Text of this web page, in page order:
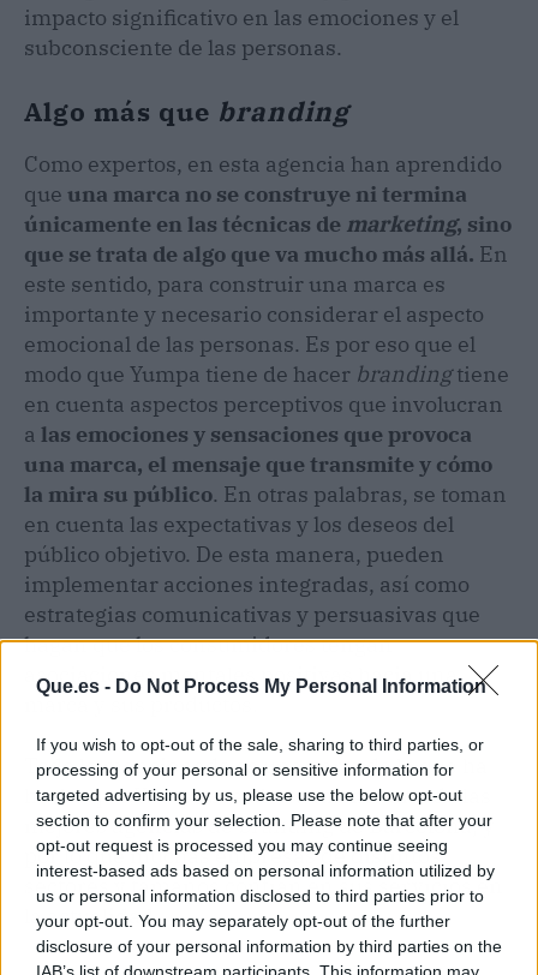
Que.es - Do Not Process My Personal Information
If you wish to opt-out of the sale, sharing to third parties, or
processing of your personal or sensitive information for
targeted advertising by us, please use the below opt-out
section to confirm your selection. Please note that after your
opt-out request is processed you may continue seeing
interest-based ads based on personal information utilized by
us or personal information disclosed to third parties prior to
your opt-out. You may separately opt-out of the further
disclosure of your personal information by third parties on the
impacto significativo en las emociones y el
subconsciente de las personas.
Algo más que branding
Como expertos, en esta agencia han aprendido
que una marca no se construye ni termina
únicamente en las técnicas de marketing, sino
que se trata de algo que va mucho más allá. En
este sentido, para construir una marca es
importante y necesario considerar el aspecto
emocional de las personas. Es por eso que el
modo que Yumpa tiene de hacer brandingtiene
en cuenta aspectos perceptivos que involucran
a las emociones y sensaciones que provoca
una marca, el mensaje que transmite y cómo
la mira su público. En otras palabras, se toman
en cuenta las expectativas y los deseos del
público objetivo. De esta manera, pueden
implementar acciones integradas, así como
estrategias comunicativas y persuasivas que
hagan que los consumidores tengan
asociaciones mentales positivas hacia una
marca y sus productos.
Todo lo mencionado es una parte de lo que ha
hecho que Yumpa sea ahora mismo una de las
mejores agencias debrandingde Barcelona, y
por lo que muchas empresas de distintos
sectores y tamaños confían en sus servicios en
la actualidad.